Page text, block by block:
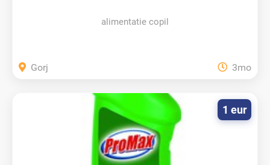
alimentatie copil
Gorj 3mo
1 eur